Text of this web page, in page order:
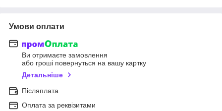
Умови оплати
Ви отримаєте замовлення
або гроші повернуться на вашу картку
Детальніше
Післяплата
Оплата за реквізитами